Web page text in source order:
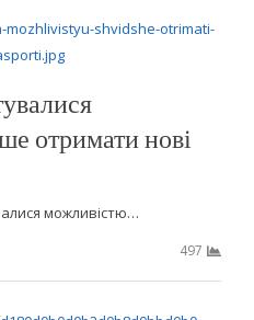
отримати нові
можливістю…
497